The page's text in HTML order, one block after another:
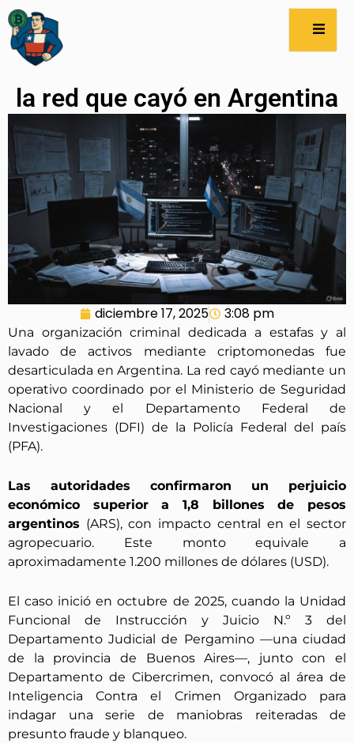
la red que cayó en Argentina
diciembre 17, 2025 3:08 pm
Una organización criminal dedicada a estafas y al
lavado de activos mediante criptomonedas fue
desarticulada en Argentina. La red cayó mediante un
operativo coordinado por el Ministerio de Seguridad
Nacional y el Departamento Federal de
Investigaciones (DFI) de la Policía Federal del país
(PFA).
Las autoridades confirmaron un perjuicio
económico superior a 1,8 billones de pesos
argentinos (ARS), con impacto central en el sector
agropecuario. Este monto equivale a
aproximadamente 1.200 millones de dólares (USD).
El caso inició en octubre de 2025, cuando la Unidad
Funcional de Instrucción y Juicio N.º 3 del
Departamento Judicial de Pergamino —una ciudad
de la provincia de Buenos Aires—, junto con el
Departamento de Cibercrimen, convocó al área de
Inteligencia Contra el Crimen Organizado para
indagar una serie de maniobras reiteradas de
presunto fraude y blanqueo.